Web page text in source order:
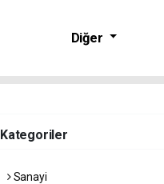
Diğer
Kategoriler
Sanayi